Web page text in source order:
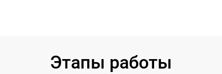
Этапы работы